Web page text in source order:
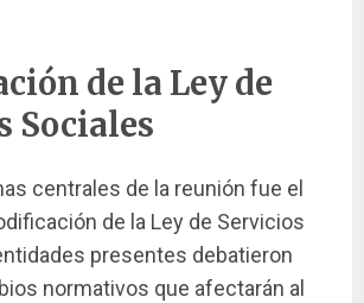
de la Ley de
Sociales
centrales de la reunión fue el
de la Ley de Servicios
presentes debatieron
normativos que afectarán al